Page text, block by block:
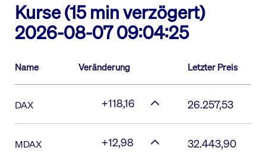
Kurse (15 min verzögert)
2026-08-07 09:04:25
Name Veränderung Letzter Preis
DAX +118,16 26.257,53
MDAX +12,98 32.443,90